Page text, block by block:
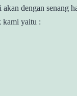
dengan senang
kami yaitu :